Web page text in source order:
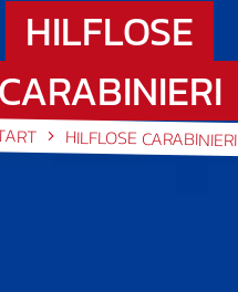
HILFLOSE
CARABINIERI
HILFLOSE CARABINIERI